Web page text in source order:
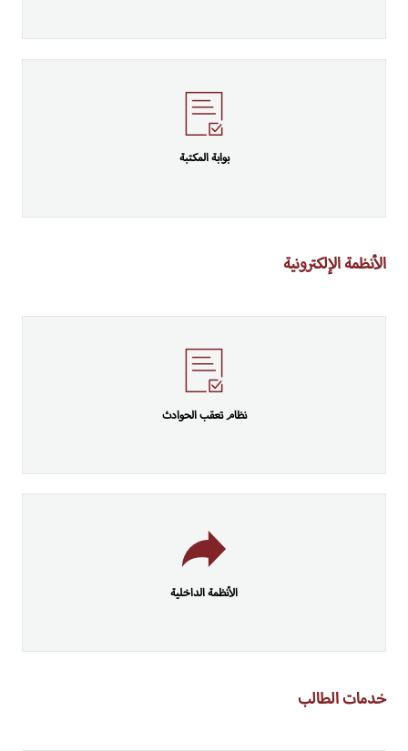
بوابة المكتبة
الأنظمة الإلكترونية
نظام تعقب الحوادث
الأنظمة الداخلية
خدمات الطالب